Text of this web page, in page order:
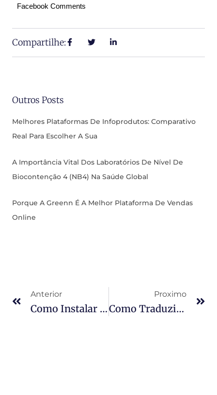
Facebook Comments
Compartilhe:
Outros Posts
Melhores Plataformas De Infoprodutos: Comparativo
Real Para Escolher A Sua
A Importância Vital Dos Laboratórios De Nível De
Biocontenção 4 (NB4) Na Saúde Global
Porque A Greenn É A Melhor Plataforma De Vendas
Online
Anterior
Como Instalar Um Plugin Via Upload Do WordPress
Proximo
Como Traduzir O WordPress